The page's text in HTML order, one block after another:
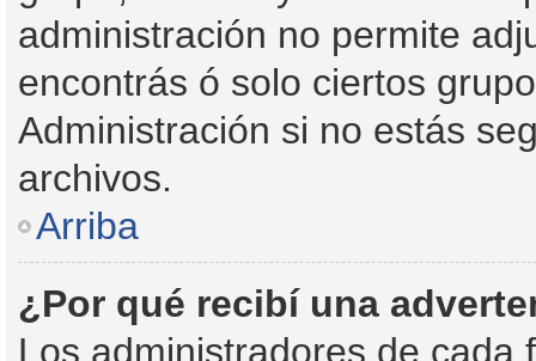
administración no permite
encontrás ó solo ciertos
Administración si no estás
archivos.
Arriba
¿Por qué recibí una
Los administradores de cada